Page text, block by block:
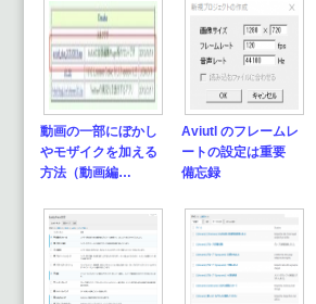
動画の一部にぼかし
やモザイクを加える
方法（動画編…
Aviutl のフレームレ
ートの設定は重要
備忘録